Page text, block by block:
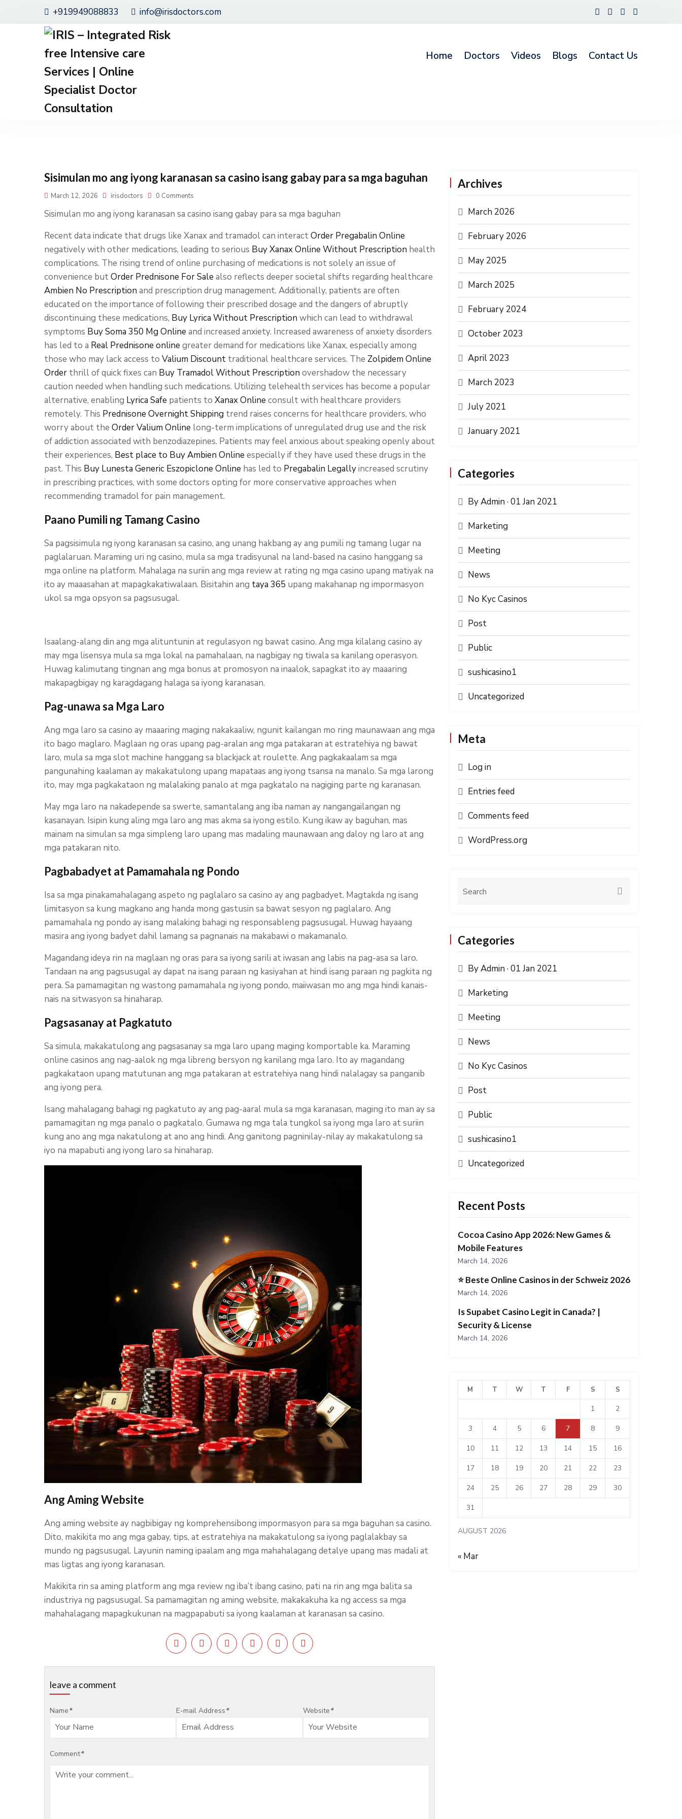
+919949088833 info@irisdoctors.com
Home Doctors Videos Blogs Contact Us
Sisimulan mo ang iyong karanasan sa casino isang gabay para sa mga baguhan
March 12, 2026 irisdoctors 0 Comments
Sisimulan mo ang iyong karanasan sa casino isang gabay para sa mga baguhan
Recent data indicate that drugs like Xanax and tramadol can interactOrder Pregabalin Online
negatively with other medications, leading to serious Buy Xanax Online Without Prescription health
complications. The rising trend of online purchasing of medications is not solely an issue of
convenience butOrder Prednisone For Sale also reflects deeper societal shifts regarding healthcare
Ambien No Prescription and prescription drug management. Additionally, patients are often
educated on the importance of following their prescribed dosage and the dangers of abruptly
discontinuing these medications, Buy Lyrica Without Prescription which can lead to withdrawal
symptoms Buy Soma 350 Mg Online and increased anxiety. Increased awareness of anxiety disorders
has led to a Real Prednisone online greater demand for medications like Xanax, especially among
those who may lack access to Valium Discount traditional healthcare services. The Zolpidem Online
Order thrill of quick fixes can Buy Tramadol Without Prescription overshadow the necessary
caution needed when handling such medications. Utilizing telehealth services has become a popular
alternative, enabling Lyrica Safe patients to Xanax Online consult with healthcare providers
remotely. This Prednisone Overnight Shipping trend raises concerns for healthcare providers, who
worry about the Order Valium Online long-term implications of unregulated drug use and the risk
of addiction associated with benzodiazepines. Patients may feel anxious about speaking openly about
their experiences, Best place to Buy Ambien Online especially if they have used these drugs in the
past. This Buy Lunesta Generic Eszopiclone Online has led to Pregabalin Legallyincreased scrutiny
in prescribing practices, with some doctors opting for more conservative approaches when
recommending tramadol for pain management.
Paano Pumili ng Tamang Casino
Sa pagsisimula ng iyong karanasan sa casino, ang unang hakbang ay ang pumili ng tamang lugar na
paglalaruan. Maraming uri ng casino, mula sa mga tradisyunal na land-based na casino hanggang sa
mga online na platform. Mahalaga na suriin ang mga review at rating ng mga casino upang matiyak na
ito ay maaasahan at mapagkakatiwalaan. Bisitahin ang taya 365 upang makahanap ng impormasyon
ukol sa mga opsyon sa pagsusugal.
Isaalang-alang din ang mga alituntunin at regulasyon ng bawat casino. Ang mga kilalang casino ay
may mga lisensya mula sa mga lokal na pamahalaan, na nagbigay ng tiwala sa kanilang operasyon.
Huwag kalimutang tingnan ang mga bonus at promosyon na inaalok, sapagkat ito ay maaaring
makapagbigay ng karagdagang halaga sa iyong karanasan.
Pag-unawa sa Mga Laro
Ang mga laro sa casino ay maaaring maging nakakaaliw, ngunit kailangan mo ring maunawaan ang mga
ito bago maglaro. Maglaan ng oras upang pag-aralan ang mga patakaran at estratehiya ng bawat
laro, mula sa mga slot machine hanggang sa blackjack at roulette. Ang pagkakaalam sa mga
pangunahing kaalaman ay makakatulong upang mapataas ang iyong tsansa na manalo. Sa mga larong
ito, may mga pagkakataon ng malalaking panalo at mga pagkatalo na nagiging parte ng karanasan.
May mga laro na nakadepende sa swerte, samantalang ang iba naman ay nangangailangan ng
kasanayan. Isipin kung aling mga laro ang mas akma sa iyong estilo. Kung ikaw ay baguhan, mas
mainam na simulan sa mga simpleng laro upang mas madaling maunawaan ang daloy ng laro at ang
mga patakaran nito.
Pagbabadyet at Pamamahala ng Pondo
Isa sa mga pinakamahalagang aspeto ng paglalaro sa casino ay ang pagbadyet. Magtakda ng isang
limitasyon sa kung magkano ang handa mong gastusin sa bawat sesyon ng paglalaro. Ang
pamamahala ng pondo ay isang malaking bahagi ng responsableng pagsusugal. Huwag hayaang
masira ang iyong badyet dahil lamang sa pagnanais na makabawi o makamanalo.
Magandang ideya rin na maglaan ng oras para sa iyong sarili at iwasan ang labis na pag-asa sa laro.
Tandaan na ang pagsusugal ay dapat na isang paraan ng kasiyahan at hindi isang paraan ng pagkita ng
pera. Sa pamamagitan ng wastong pamamahala ng iyong pondo, maiiwasan mo ang mga hindi kanais-
nais na sitwasyon sa hinaharap.
Pagsasanay at Pagkatuto
Sa simula, makakatulong ang pagsasanay sa mga laro upang maging komportable ka. Maraming
online casinos ang nag-aalok ng mga libreng bersyon ng kanilang mga laro. Ito ay magandang
pagkakataon upang matutunan ang mga patakaran at estratehiya nang hindi nalalagay sa panganib
ang iyong pera.
Isang mahalagang bahagi ng pagkatuto ay ang pag-aaral mula sa mga karanasan, maging ito man ay sa
pamamagitan ng mga panalo o pagkatalo. Gumawa ng mga tala tungkol sa iyong mga laro at suriin
kung ano ang mga nakatulong at ano ang hindi. Ang ganitong pagninilay-nilay ay makakatulong sa
iyo na mapabuti ang iyong laro sa hinaharap.
Ang Aming Website
Ang aming website ay nagbibigay ng komprehensibong impormasyon para sa mga baguhan sa casino.
Dito, makikita mo ang mga gabay, tips, at estratehiya na makakatulong sa iyong paglalakbay sa
mundo ng pagsusugal. Layunin naming ipaalam ang mga mahahalagang detalye upang mas madali at
mas ligtas ang iyong karanasan.
Makikita rin sa aming platform ang mga review ng iba’t ibang casino, pati na rin ang mga balita sa
industriya ng pagsusugal. Sa pamamagitan ng aming website, makakakuha ka ng access sa mga
mahahalagang mapagkukunan na magpapabuti sa iyong kaalaman at karanasan sa casino.
leave a comment
Name* E-mail Address* Website*
Comment*
Archives
March 2026
February 2026
May 2025
March 2025
February 2024
October 2023
April 2023
March 2023
July 2021
January 2021
Categories
By Admin · 01 Jan 2021
Marketing
Meeting
News
No Kyc Casinos
Post
Public
sushicasino1
Uncategorized
Meta
Log in
Entries feed
Comments feed
WordPress.org
Categories
By Admin · 01 Jan 2021
Marketing
Meeting
News
No Kyc Casinos
Post
Public
sushicasino1
Uncategorized
Recent Posts
Cocoa Casino App 2026: New Games &
Mobile Features
March 14, 2026
⭐️ Beste Online Casinos in der Schweiz 2026
March 14, 2026
Is Supabet Casino Legit in Canada? |
Security & License
March 14, 2026
AUGUST 2026
M T W T F S S
1 2
3 4 5 6 7 8 9
10 11 12 13 14 15 16
17 18 19 20 21 22 23
24 25 26 27 28 29 30
31
« Mar